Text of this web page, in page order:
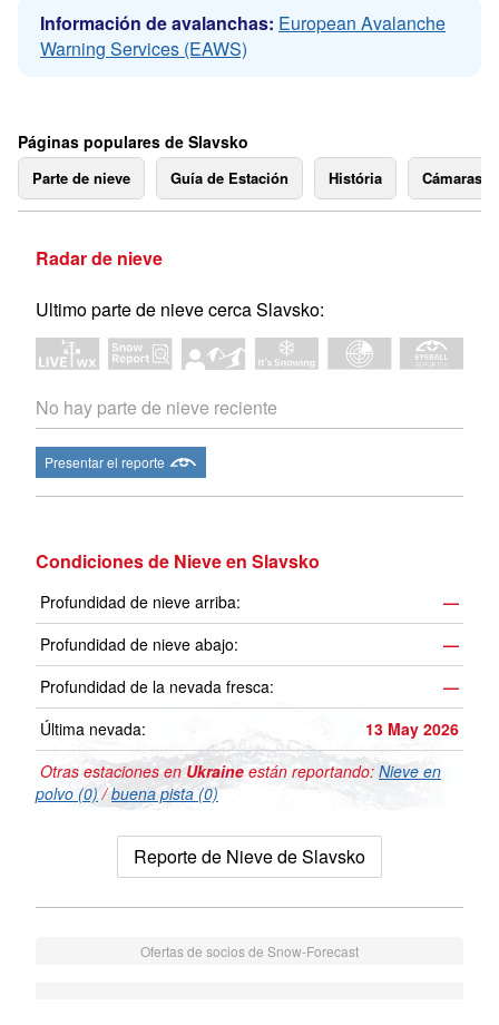
Información de avalanchas: European Avalanche
Warning Services (EAWS)
Páginas populares de Slavsko
Parte de nieve Guía de Estación História Cámaras
Radar de nieve
Ultimo parte de nieve cerca Slavsko:
No hay parte de nieve reciente
Presentar el reporte
Condiciones de Nieve en Slavsko
Profundidad de nieve arriba:
—
Profundidad de nieve abajo:
—
Profundidad de la nevada fresca:
—
Última nevada:
13 May 2026
Otras estaciones enUkraine están reportando: Nieve en
polvo (0) /buena pista (0)
Reporte de Nieve de Slavsko
Ofertas de socios de Snow-Forecast